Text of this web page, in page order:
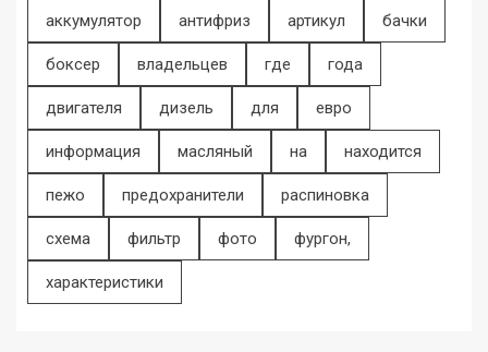
аккумулятор антифриз артикул бачки
боксер владельцев где года
двигателя дизель для евро
информация масляный на находится
пежо предохранители распиновка
схема фильтр фото фургон,
характеристики